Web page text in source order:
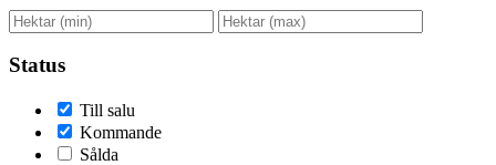
Status
Till salu
Kommande
Sålda